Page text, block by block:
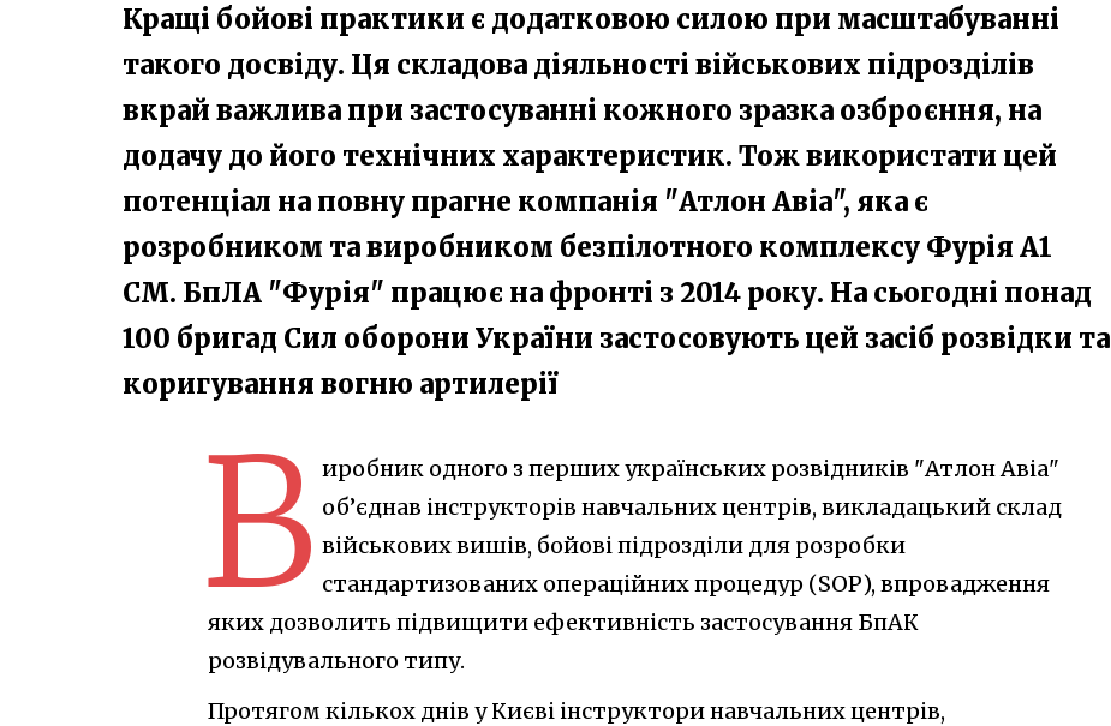
Кращі бойові практики є додатковою силою при масштабуванні
такого досвіду. Ця складова діяльності військових підрозділів
вкрай важлива при застосуванні кожного зразка озброєння, на
додачу до його технічних характеристик. Тож використати цей
потенціал на повну прагне компанія "Атлон Авіа", яка є
розробником та виробником безпілотного комплексу Фурія А1
СМ. БпЛА "Фурія" працює на фронті з 2014 року. На сьогодні понад
100 бригад Сил оборони України застосовують цей засіб розвідки та
коригування вогню артилерії
В иробник одного з перших українських розвідників "Атлон Авіа"
об’єднав інструкторів навчальних центрів, викладацький склад
військових вишів, бойові підрозділи для розробки
стандартизованих операційних процедур (SOP), впровадження
яких дозволить підвищити ефективність застосування БпАК
розвідувального типу.
Протягом кількох днів у Києві інструктори навчальних центрів,